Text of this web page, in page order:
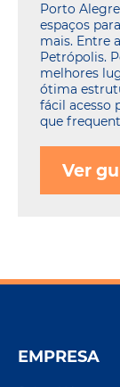
Porto
espaços
mais. Entre
Petrópolis.
melhores
ótima
fácil acesso
que
Ver
EMPRESA